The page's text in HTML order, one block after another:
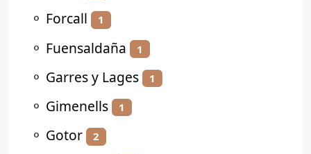
⚬ Forcall 1
⚬ Fuensaldaña 1
⚬ Garres y Lages 1
⚬ Gimenells 1
⚬ Gotor 2